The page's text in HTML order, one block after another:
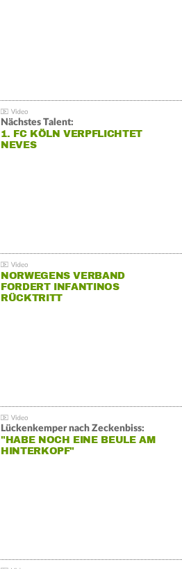
Nächstes Talent:
1. FC KÖLN VERPFLICHTET
NEVES
NORWEGENS VERBAND
FORDERT INFANTINOS
RÜCKTRITT
Lückenkemper nach Zeckenbiss:
"HABE NOCH EINE BEULE AM
HINTERKOPF"